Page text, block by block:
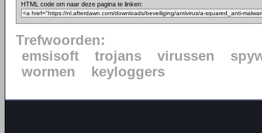
HTML code om naar deze pagina te linken:
Trefwoorden:
emsisoft
trojans virussen
wormen
keyloggers